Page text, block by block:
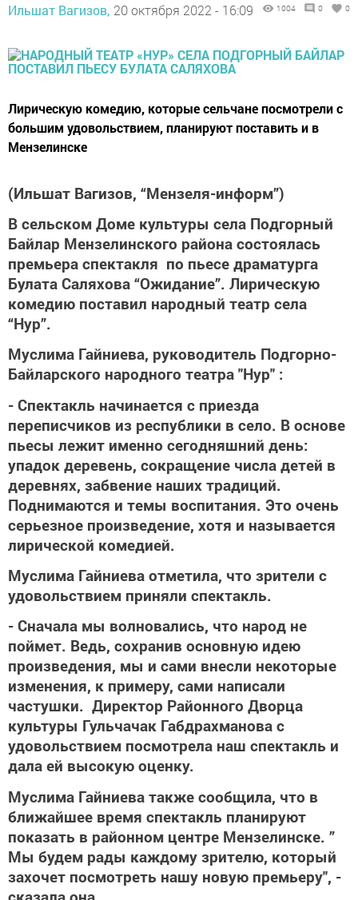
Ильшат Вагизов, 20 октября 2022 - 16:09 1004 0 0
Лирическую комедию, которые сельчане посмотрели с
большим удовольствием, планируют поставить и в
Мензелинске
(Ильшат Вагизов, “Мензеля-информ”)
В сельском Доме культуры села Подгорный
Байлар Мензелинского района состоялась
премьера спектакля по пьесе драматурга
Булата Саляхова “Ожидание”. Лирическую
комедию поставил народный театр села
“Нур”.
Муслима Гайниева, руководитель Подгорно-
Байларского народного театра "Нур" :
- Спектакль начинается с приезда
переписчиков из республики в село. В основе
пьесы лежит именно сегодняшний день:
упадок деревень, сокращение числа детей в
деревнях, забвение наших традиций.
Поднимаются и темы воспитания. Это очень
серьезное произведение, хотя и называется
лирической комедией.
Муслима Гайниева отметила, что зрители с
удовольствием приняли спектакль.
- Сначала мы волновались, что народ не
поймет. Ведь, сохранив основную идею
произведения, мы и сами внесли некоторые
изменения, к примеру, сами написали
частушки. Директор Районного Дворца
культуры Гульчачак Габдрахманова с
удовольствием посмотрела наш спектакль и
дала ей высокую оценку.
Муслима Гайниева также сообщила, что в
ближайшее время спектакль планируют
показать в районном центре Мензелинске. ”
Мы будем рады каждому зрителю, который
захочет посмотреть нашу новую премьеру", -